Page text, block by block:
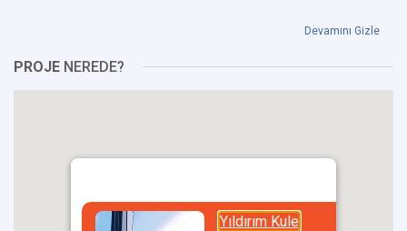
Devamını Gizle
PROJE NEREDE?
Yıldırım Kule